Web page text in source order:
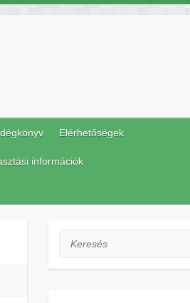
Elérhetőségek
információk
Keresés